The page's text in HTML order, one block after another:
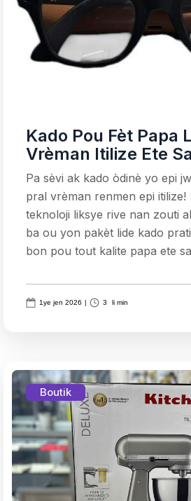
Kado Pou Fèt Papa
Vrèman Itilize Ete
Pa sèvi ak kado òdinè yo epi
pral vrèman renmen epi
teknoloji liksye rive nan zouti
ba ou yon pakèt lide kado
bon pou tout kalite papa ete
1ye jen 2026 | 3 li min
Boutik